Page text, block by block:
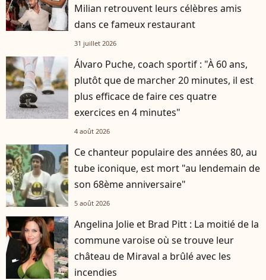
Milian retrouvent leurs célèbres amis
dans ce fameux restaurant
31 juillet 2026
Álvaro Puche, coach sportif : "À 60 ans,
plutôt que de marcher 20 minutes, il est
plus efficace de faire ces quatre
exercices en 4 minutes"
4 août 2026
Ce chanteur populaire des années 80, au
tube iconique, est mort "au lendemain de
son 68ème anniversaire"
5 août 2026
Angelina Jolie et Brad Pitt : La moitié de la
commune varoise où se trouve leur
château de Miraval a brûlé avec les
incendies